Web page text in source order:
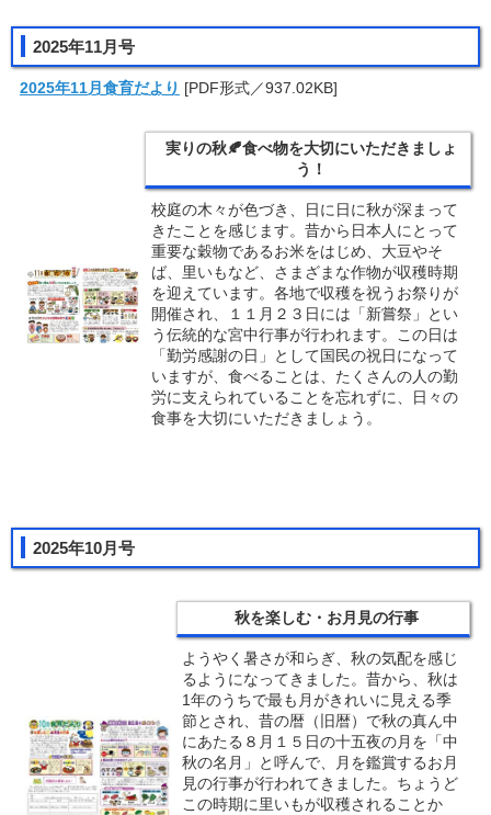
2025年11月号
2025年11月食育だより [PDF形式／937.02KB]
実りの秋🍂食べ物を大切にいただきましょ
う！
校庭の木々が色づき、日に日に秋が深まって
きたことを感じます。昔から日本人にとって
重要な穀物であるお米をはじめ、大豆やそ
ば、里いもなど、さまざまな作物が収穫時期
を迎えています。各地で収穫を祝うお祭りが
開催され、１１月２３日には「新嘗祭」とい
う伝統的な宮中行事が行われます。この日は
「勤労感謝の日」として国民の祝日になって
いますが、食べることは、たくさんの人の勤
労に支えられていることを忘れずに、日々の
食事を大切にいただきましょう。
2025年10月号
秋を楽しむ・お月見の行事
ようやく暑さが和らぎ、秋の気配を感じ
るようになってきました。昔から、秋は
1年のうちで最も月がきれいに見える季
節とされ、昔の暦（旧暦）で秋の真ん中
にあたる８月１５日の十五夜の月を「中
秋の名月」と呼んで、月を鑑賞するお月
見の行事が行われてきました。ちょうど
この時期に里いもが収穫されることか